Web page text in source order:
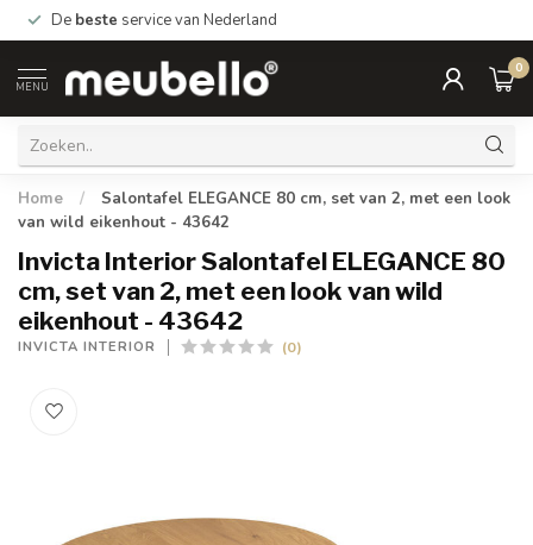
De beste service van Nederland
MENU
0
Home /
Salontafel ELEGANCE 80 cm, set van 2, met een look
van wild eikenhout - 43642
Invicta Interior Salontafel ELEGANCE 80
cm, set van 2, met een look van wild
eikenhout - 43642
INVICTA INTERIOR (0)